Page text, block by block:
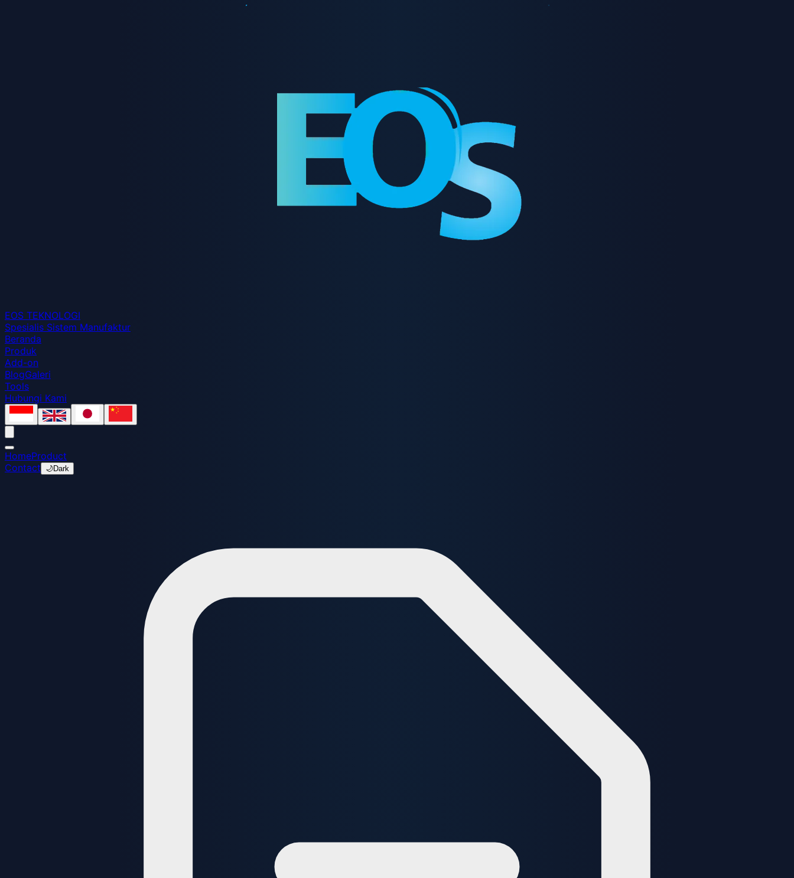
EOS TEKNOLOGI
Spesialis Sistem Manufaktur
Beranda
Produk
Add-on
BlogGaleri
Tools
Hubungi Kami
HomeProduct
Contact
🌙Dark